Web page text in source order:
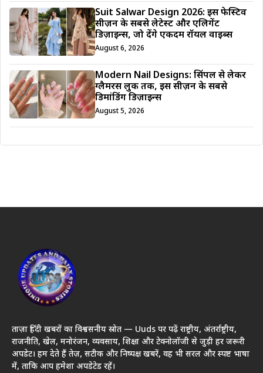
Suit Salwar Design 2026: इस फेस्टिव
सीज़न के सबसे लेटेस्ट और एलिगेंट
डिज़ाइन्स, जो देंगे एकदम रॉयल वाइब्स
August 6, 2026
Modern Nail Designs: सिंपल से लेकर
ग्लैमरस लुक तक, इस सीज़न के सबसे
डिमांडिंग डिज़ाइन्स
August 5, 2026
ताज़ा हिंदी खबरों का विश्वसनीय स्रोत — Uuds पर पढ़ें राष्ट्रीय, अंतर्राष्ट्रीय,
राजनीति, खेल, मनोरंजन, व्यवसाय, शिक्षा और टेक्नोलॉजी से जुड़ी हर जरूरी
अपडेट। हम देते हैं तेज़, सटीक और निष्पक्ष खबरें, वह भी सरल और स्पष्ट भाषा
में, ताकि आप हमेशा अपडेटेड रहें।